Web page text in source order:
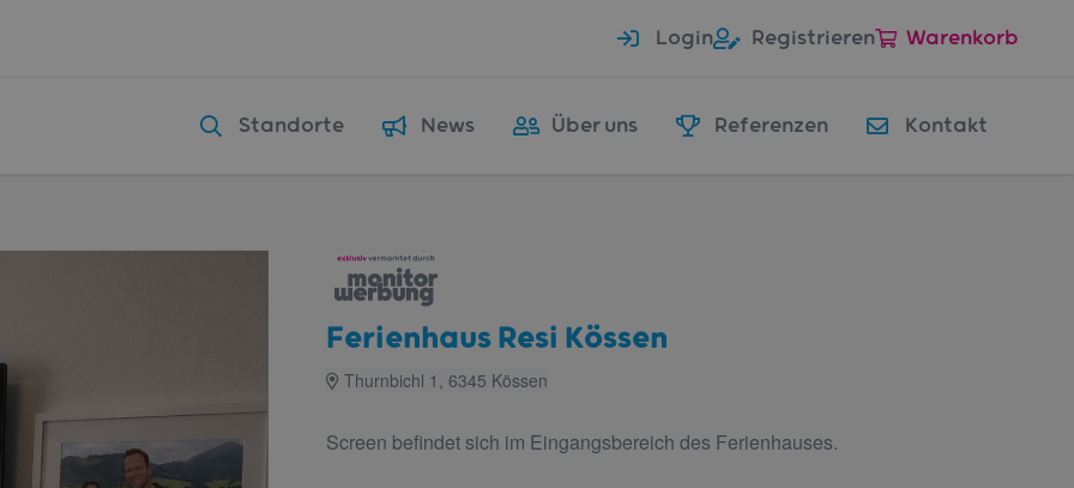
Login Registrieren Warenkorb
Standorte News Über uns Referenzen Kontakt
Ferienhaus Resi Kössen
Thurnbichl 1, 6345 Kössen
Screen befindet sich im Eingangsbereich des Ferienhauses.